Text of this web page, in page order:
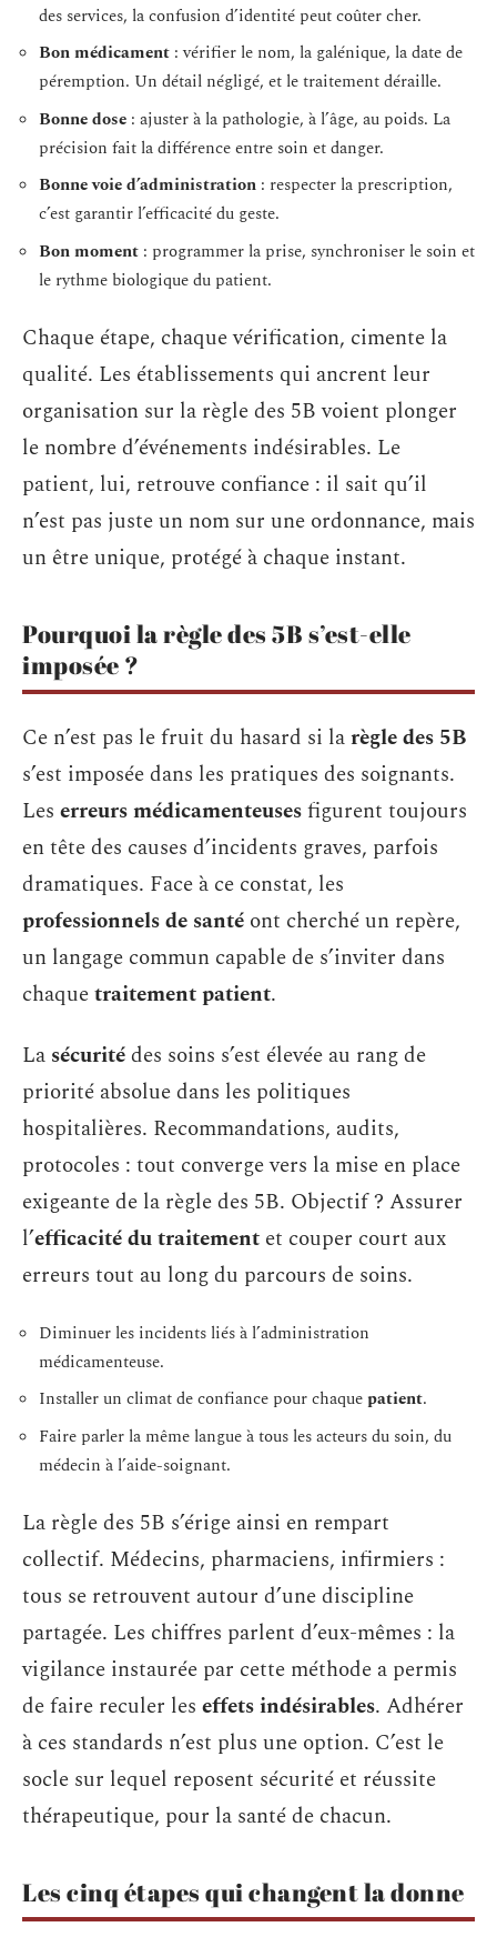
des services, la confusion d’identité peut coûter cher.
Bon médicament : vérifier le nom, la galénique, la date de
péremption. Un détail négligé, et le traitement déraille.
Bonne dose : ajuster à la pathologie, à l’âge, au poids. La
précision fait la différence entre soin et danger.
Bonne voie d’administration : respecter la prescription,
c’est garantir l’efficacité du geste.
Bon moment : programmer la prise, synchroniser le soin et
le rythme biologique du patient.
Chaque étape, chaque vérification, cimente la
qualité. Les établissements qui ancrent leur
organisation sur la règle des 5B voient plonger
le nombre d’événements indésirables. Le
patient, lui, retrouve confiance : il sait qu’il
n’est pas juste un nom sur une ordonnance, mais
un être unique, protégé à chaque instant.
Pourquoi la règle des 5B s’est-elle
imposée ?
Ce n’est pas le fruit du hasard si larègle des 5B
s’est imposée dans les pratiques des soignants.
Les erreurs médicamenteusesfigurent toujours
en tête des causes d’incidents graves, parfois
dramatiques. Face à ce constat, les
professionnels de santé ont cherché un repère,
un langage commun capable de s’inviter dans
chaquetraitement patient.
La sécuritédes soins s’est élevée au rang de
priorité absolue dans les politiques
hospitalières. Recommandations, audits,
protocoles : tout converge vers la mise en place
exigeante de la règle des 5B. Objectif ? Assurer
l’efficacité du traitement et couper court aux
erreurs tout au long du parcours de soins.
Diminuer les incidents liés à l’administration
médicamenteuse.
Installer un climat de confiance pour chaquepatient.
Faire parler la même langue à tous les acteurs du soin, du
médecin à l’aide-soignant.
La règle des 5B s’érige ainsi en rempart
collectif. Médecins, pharmaciens, infirmiers :
tous se retrouvent autour d’une discipline
partagée. Les chiffres parlent d’eux-mêmes : la
vigilance instaurée par cette méthode a permis
de faire reculer les effets indésirables. Adhérer
à ces standards n’est plus une option. C’est le
socle sur lequel reposent sécurité et réussite
thérapeutique, pour la santé de chacun.
Les cinq étapes qui changent la donne